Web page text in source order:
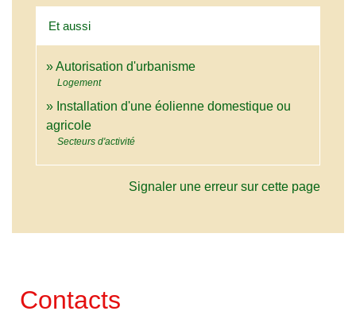
Et aussi
Autorisation d'urbanisme
Logement
Installation d'une éolienne domestique ou
agricole
Secteurs d'activité
Signaler une erreur sur cette page
Contacts